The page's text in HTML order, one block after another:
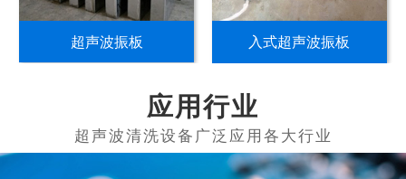
超声波振板 入式超声波振板
应用行业